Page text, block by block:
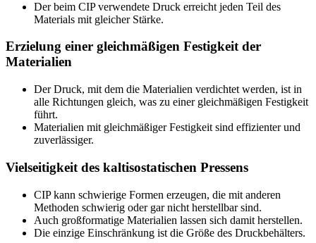
Der beim CIP verwendete Druck erreicht jeden Teil des
Materials mit gleicher Stärke.
Erzielung einer gleichmäßigen Festigkeit der
Materialien
Der Druck, mit dem die Materialien verdichtet werden, ist in
alle Richtungen gleich, was zu einer gleichmäßigen Festigkeit
führt.
Materialien mit gleichmäßiger Festigkeit sind effizienter und
zuverlässiger.
Vielseitigkeit des kaltisostatischen Pressens
CIP kann schwierige Formen erzeugen, die mit anderen
Methoden schwierig oder gar nicht herstellbar sind.
Auch großformatige Materialien lassen sich damit herstellen.
Die einzige Einschränkung ist die Größe des Druckbehälters.